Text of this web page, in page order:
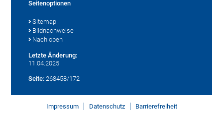
Seitenoptionen
Sitemap
Bildnachweise
Nach oben
Letzte Änderung:
11.04.2025
Seite: 268458/172
Impressum Datenschutz Barrierefreiheit